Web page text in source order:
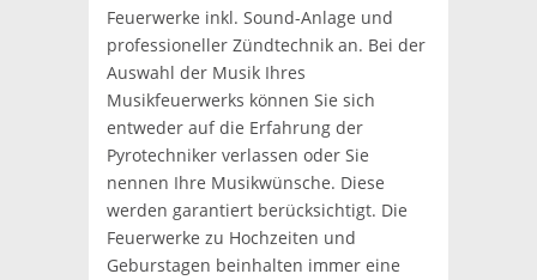
Feuerwerke inkl. Sound-Anlage und
professioneller Zündtechnik an. Bei der
Auswahl der Musik Ihres
Musikfeuerwerks können Sie sich
entweder auf die Erfahrung der
Pyrotechniker verlassen oder Sie
nennen Ihre Musikwünsche. Diese
werden garantiert berücksichtigt. Die
Feuerwerke zu Hochzeiten und
Geburstagen beinhalten immer eine